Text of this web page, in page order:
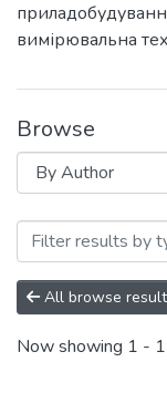
вимірювальна
Browse
Browsing
All browse
Now showing 1 -